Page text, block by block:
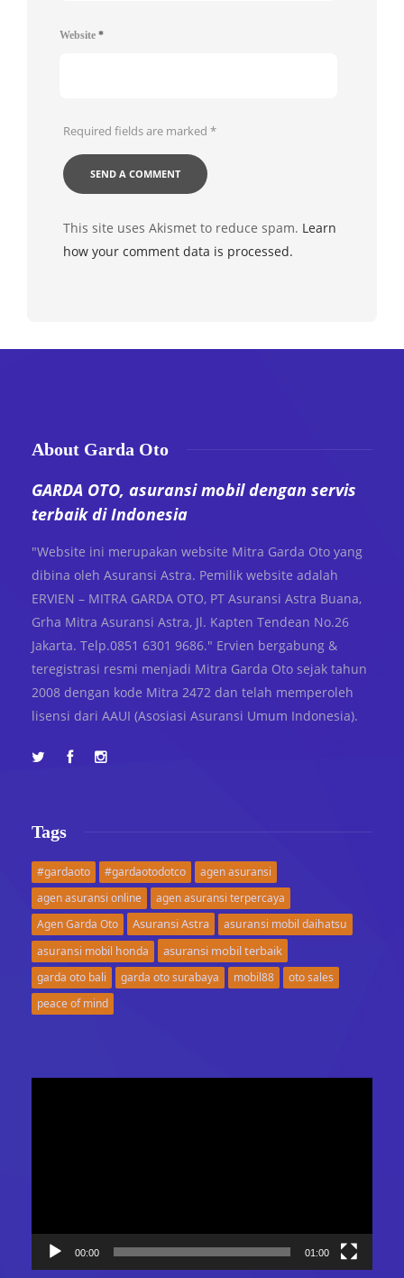
Website *
Required fields are marked *
This site uses Akismet to reduce spam. Learn
how your comment data is processed.
About Garda Oto
GARDA OTO, asuransi mobil dengan servis
terbaik di Indonesia
"Website ini merupakan website Mitra Garda Oto yang
dibina oleh Asuransi Astra. Pemilik website adalah
ERVIEN – MITRA GARDA OTO, PT Asuransi Astra Buana,
Grha Mitra Asuransi Astra, Jl. Kapten Tendean No.26
Jakarta. Telp.0851 6301 9686." Ervien bergabung &
teregistrasi resmi menjadi Mitra Garda Oto sejak tahun
2008 dengan kode Mitra 2472 dan telah memperoleh
lisensi dari AAUI (Asosiasi Asuransi Umum Indonesia).
Tags
#gardaoto #gardaotodotco
agen asuransi
agen asuransi online
agen asuransi terpercaya
Agen Garda Oto
Asuransi Astra
asuransi mobil daihatsu
asuransi mobil honda
asuransi mobil terbaik
garda oto bali garda oto surabaya mobil88
oto sales
peace of mind
00:00 01:00